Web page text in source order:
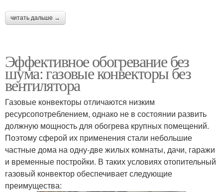
читать дальше →
Эффективное обогревание без
шума: газовые конвекторы без
вентилятора
Газовые конвекторы отличаются низким
ресурсопотреблением, однако не в состоянии развить
должную мощность для обогрева крупных помещений.
Поэтому сферой их применения стали небольшие
частные дома на одну-две жилых комнаты, дачи, гаражи
и временные постройки. В таких условиях отопительный
газовый конвектор обеспечивает следующие
преимущества: